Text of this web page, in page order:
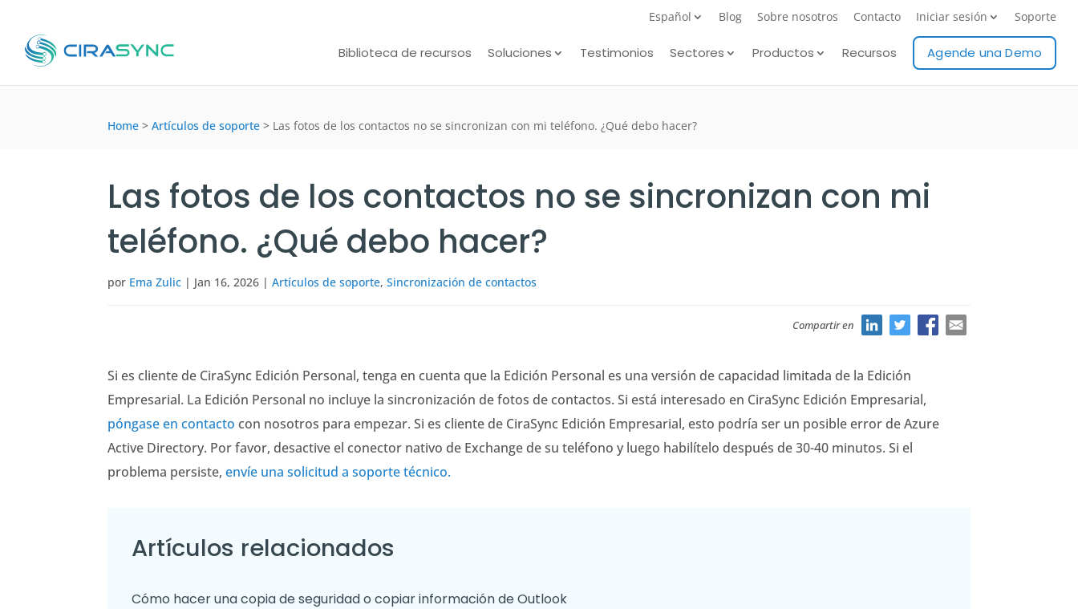
Español Blog Sobre nosotros Contacto Iniciar sesión Soporte
Biblioteca de recursos Soluciones Testimonios Sectores Productos Recursos Agende una Demo
Home > Artículos de soporte > Las fotos de los contactos no se sincronizan con mi teléfono. ¿Qué debo hacer?
Las fotos de los contactos no se sincronizan con mi
teléfono. ¿Qué debo hacer?
por Ema Zulic | Jan 16, 2026 |Artículos de soporte,Sincronización de contactos
Compartir en
Si es cliente de CiraSync Edición Personal, tenga en cuenta que la Edición Personal es una versión de capacidad limitada de la Edición
Empresarial. La Edición Personal no incluye la sincronización de fotos de contactos. Si está interesado en CiraSync Edición Empresarial,
póngase en contacto con nosotros para empezar. Si es cliente de CiraSync Edición Empresarial, esto podría ser un posible error de Azure
Active Directory. Por favor, desactive el conector nativo de Exchange de su teléfono y luego habilítelo después de 30-40 minutos. Si el
problema persiste,envíe una solicitud a soporte técnico.
Artículos relacionados
Cómo hacer una copia de seguridad o copiar información de Outlook